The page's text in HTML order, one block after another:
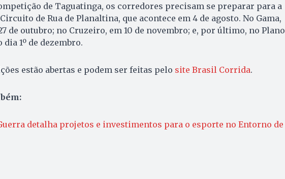
de Taguatinga, os corredores precisam se preparar para a
de Rua de Planaltina, que acontece em 4 de agosto. No Gama,
de outubro; no Cruzeiro, em 10 de novembro; e, por último, no Plano
1º de dezembro.
estão abertas e podem ser feitas pelo site Brasil Corrida.
detalha projetos e investimentos para o esporte no Entorno de